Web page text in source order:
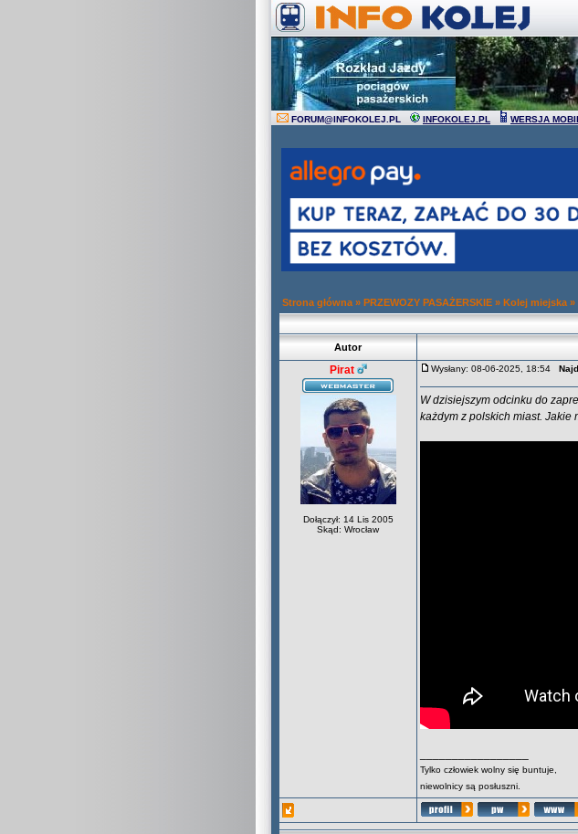
FORUM@INFOKOLEJ.PL INFOKOLEJ.PL WERSJA
Strona główna » PRZEWOZY PASAŻERSKIE » Kolej miejska »
Autor
Pirat
Dołączył: 14 Lis 2005
Skąd: Wrocław
Wysłany: 08-06-2025, 18:54
W dzisiejszym odcinku do
każdym z polskich miast. Jakie
Tylko człowiek wolny się buntuje,
niewolnicy są posłuszni.